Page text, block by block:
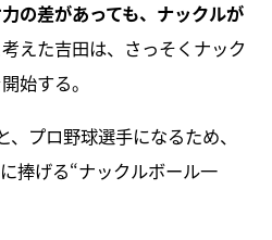
の差があっても、ナックルが
考えた吉田は、さっそくナック
始する。
プロ野球選手になるため、
捧げる“ナックルボール一